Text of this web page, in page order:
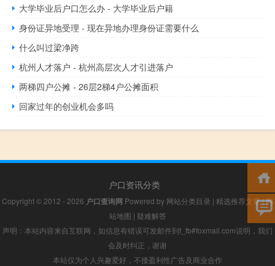
大学毕业后户口怎么办 - 大学毕业后户籍
身份证异地受理 - 现在异地办理身份证需要什么
什么叫过梁净跨
杭州人才落户 - 杭州高层次人才引进落户
两梯四户公摊 - 26层2梯4户公摊面积
回家过年的创业机会多吗
户口资讯分类
Copyright © 2012 - 2026 户口查询网 Powered by 网站分类目录 | 精选推荐文章|网
站地图 | 疑难解答
声明：本站内容来自互联网，如信息有错误可发邮件到f_fb#foxmail.com说明，我们
会及时纠正，谢谢
本站仅为个人兴趣爱好，不接盈利性广告及商业合作